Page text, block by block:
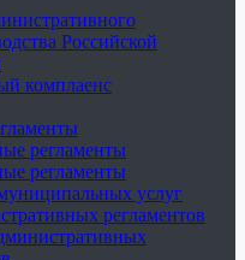
Российской
комплаенс
регламенты
регламенты
услуг
регламентов